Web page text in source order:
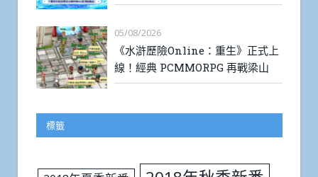
05/08/2026
《水滸歷險Online：重生》正式上
線！經典 PCMMORPG 再戰梁山
標籤